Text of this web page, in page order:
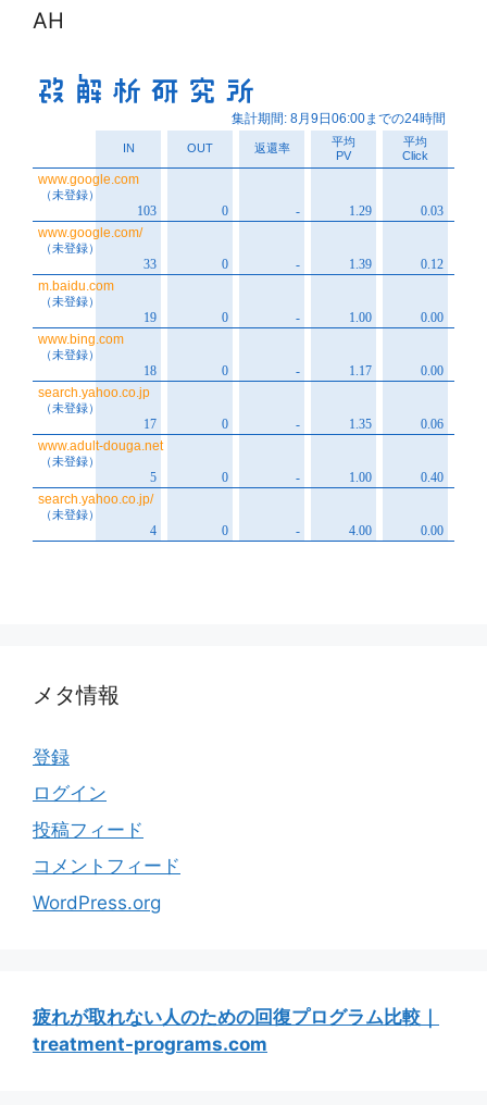
AH
メタ情報
登録
ログイン
投稿フィード
コメントフィード
WordPress.org
疲れが取れない人のための回復プログラム比較｜
treatment-programs.com